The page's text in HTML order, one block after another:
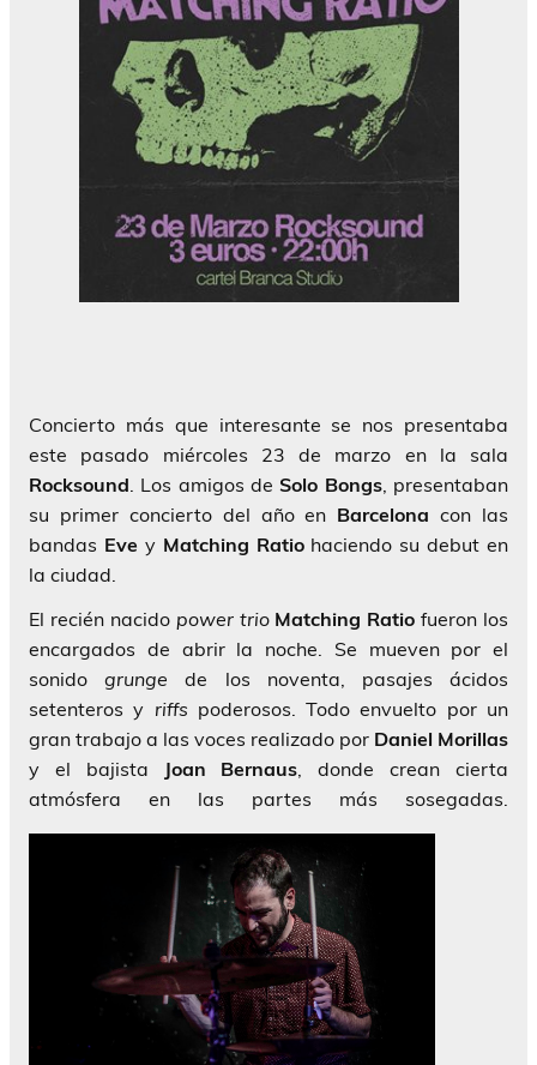
Concierto más que interesante se nos presentaba
este pasado miércoles 23 de marzo en la sala
Rocksound. Los amigos deSolo Bongs, presentaban
su primer concierto del año en Barcelona con las
bandas Eve y Matching Ratiohaciendo su debut en
la ciudad.
El recién nacido power trio Matching Ratio fueron los
encargados de abrir la noche. Se mueven por el
sonidogrunge de los noventa, pasajes ácidos
setenteros y riffs poderosos. Todo envuelto por un
gran trabajo a las voces realizado por Daniel Morillas
y el bajista
Joan Bernaus, donde crean cierta
atmósfera en las partes más sosegadas.